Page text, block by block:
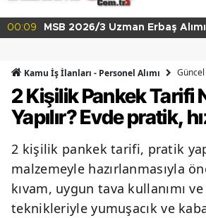
00:02
MSB 2026/4 Teknik Sınıf
Kamu İş İlanları - Personel Alımı Güncel
2 Kişilik Pankek Tarifi
Yapılır? Evde pratik,
2 kişilik pankek tarifi, pratik
malzemeyle hazırlanmasıyla
kıvam, uygun tava kullanımı
teknikleriyle yumuşacık ve